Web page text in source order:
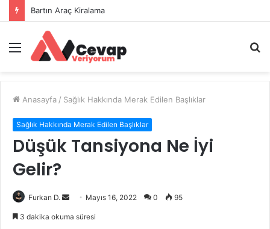
Bartın Araç Kiralama
Menü
...
Anasayfa / Sağlık Hakkında Merak Edilen Başlıklar
Sağlık Hakkında Merak Edilen Başlıklar
Düşük Tansiyona Ne İyi
Gelir?
Furkan D.
Bir
Mayıs 16, 2022 0 95
3 dakika okuma süresi